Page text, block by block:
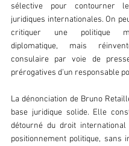
sélective pour contourner
juridiques internationales. On
critiquer une politique
diplomatique, mais
consulaire par voie de
prérogatives d'un responsable
La dénonciation de Bruno
base juridique solide. Elle
détourné du droit
positionnement politique, sans